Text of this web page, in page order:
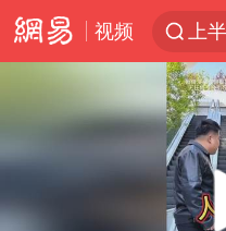
视频
方